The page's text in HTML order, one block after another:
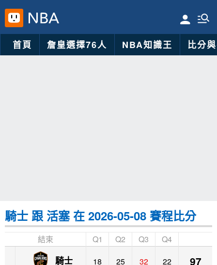
首頁 詹皇選擇76人 NBA知識王 比分
騎士 跟 活塞 在 2026-05-08 賽程比分
結束 Q1 Q2 Q3 Q4
騎士 18 25 32 22 97